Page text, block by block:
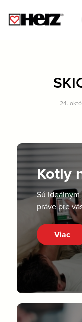
24.
Kotly
Sú ideálnym
práve pre
Viac